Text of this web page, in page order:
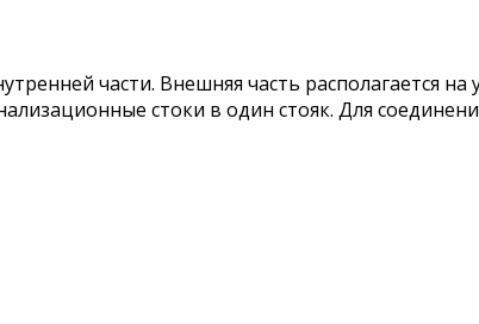
части. Внешняя часть располагается
стоки в один стояк. Для